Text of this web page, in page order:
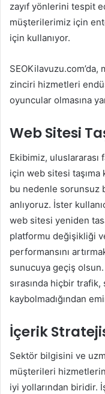
zayıf yönlerini tespit
müşterilerimiz için
için kullanıyor.
zinciri hizmetleri
oyuncular olmasına
Web Sitesi
Ekibimiz,
için web sitesi
bu nedenle sorunsuz
anlıyoruz. İster
web sitesi yeniden
platformu değişikliği
performansını
sunucuya geçiş olsun.
sırasında hiçbir
kaybolmadığından
İçerik
Sektör bilgisini ve
müşterileri
iyi yollarından biridir.